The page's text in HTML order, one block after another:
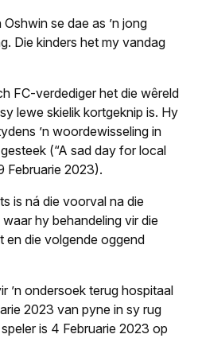
se dae as ’n jong
Die kinders het my vandag
FC-verdediger het die wêreld
lewe skielik kortgeknip is. Hy
’n woordewisseling in
(“A sad day for local
9 Februarie 2023).
is ná die voorval na die
hy behandeling vir die
die volgende oggend
’n ondersoek terug hospitaal
2023 van pyne in sy rug
is 4 Februarie 2023 op